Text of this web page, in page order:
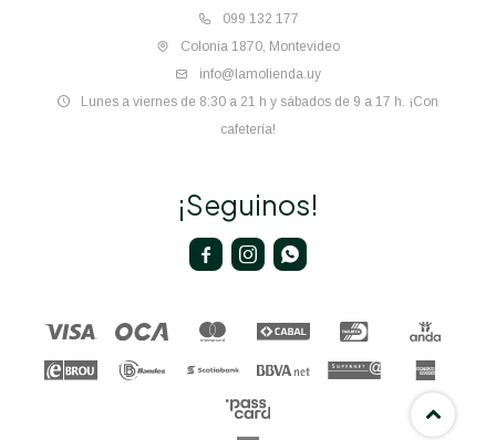
099 132 177
Colonia 1870, Montevideo
info@lamolienda.uy
Lunes a viernes de 8:30 a 21 h y sábados de 9 a 17 h. ¡Con
cafetería!
¡Seguinos!
  